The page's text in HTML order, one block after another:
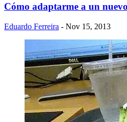
Cómo adaptarme a un
Eduardo Ferreira - Nov 15, 2013